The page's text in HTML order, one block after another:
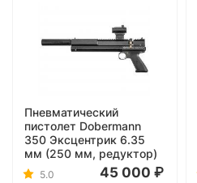
Пневматический
пистолет Dobermann
350 Эксцентрик 6.35
мм (250 мм, редуктор)
5.0 45 000